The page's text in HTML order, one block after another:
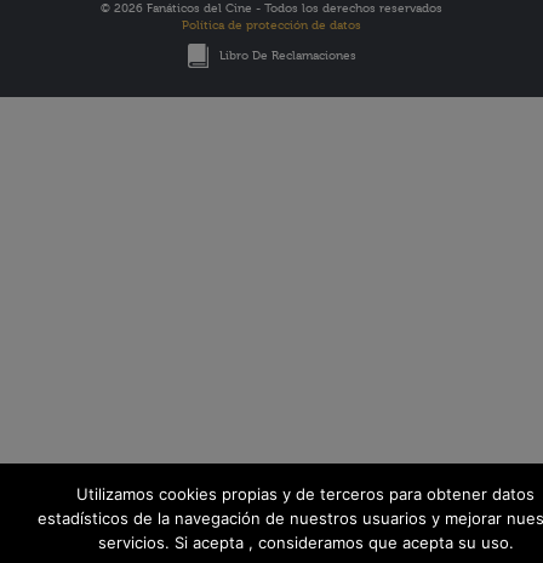
© 2026 Fanáticos del Cine - Todos los derechos reservados
Política de protección de datos
Libro De Reclamaciones
Utilizamos cookies propias y de terceros para obtener datos
estadísticos de la navegación de nuestros usuarios y mejorar
servicios. Si acepta , consideramos que acepta su uso.